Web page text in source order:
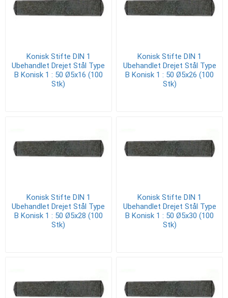
Konisk Stifte DIN 1
Ubehandlet Drejet Stål Type
B Konisk 1 : 50 Ø5x16 (100
Stk)
Konisk Stifte DIN 1
Ubehandlet Drejet Stål Type
B Konisk 1 : 50 Ø5x26 (100
Stk)
Konisk Stifte DIN 1
Ubehandlet Drejet Stål Type
B Konisk 1 : 50 Ø5x28 (100
Stk)
Konisk Stifte DIN 1
Ubehandlet Drejet Stål Type
B Konisk 1 : 50 Ø5x30 (100
Stk)